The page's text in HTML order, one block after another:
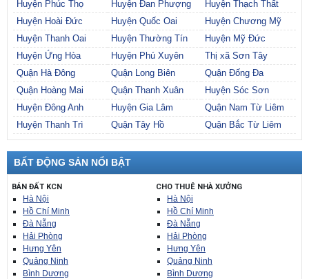
Huyện Phúc Thọ
Huyện Đan Phượng
Huyện Thạch Thất
Huyện Hoài Đức
Huyện Quốc Oai
Huyện Chương Mỹ
Huyện Thanh Oai
Huyện Thường Tín
Huyện Mỹ Đức
Huyện Ứng Hòa
Huyện Phú Xuyên
Thị xã Sơn Tây
Quận Hà Đông
Quận Long Biên
Quận Đống Đa
Quận Hoàng Mai
Quận Thanh Xuân
Huyện Sóc Sơn
Huyện Đông Anh
Huyện Gia Lâm
Quận Nam Từ Liêm
Huyện Thanh Trì
Quận Tây Hồ Quận Bắc Từ Liêm
BẤT ĐỘNG SẢN NỔI BẬT
BÁN ĐẤT KCN
Hà Nội
Hồ Chí Minh
Đà Nẵng
Hải Phòng
Hưng Yên
Quảng Ninh
Bình Dương
CHO THUÊ NHÀ XƯỞNG
Hà Nội
Hồ Chí Minh
Đà Nẵng
Hải Phòng
Hưng Yên
Quảng Ninh
Bình Dương